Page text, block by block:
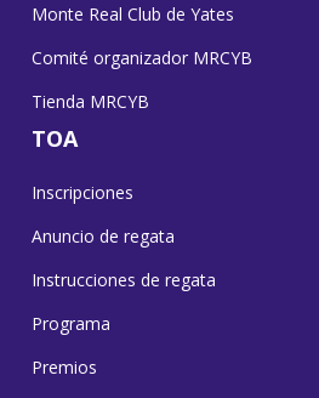
Monte Real Club de Yates
Comité organizador MRCYB
Tienda MRCYB
TOA
Inscripciones
Anuncio de regata
Instrucciones de regata
Programa
Premios